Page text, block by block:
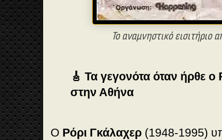
Το αναμνηστικό εισιτήριο
🎸 Τα γεγονότα όταν ήρθε ο
στην Αθήνα
Ο Ρόρι Γκάλαχερ (1948-1995)